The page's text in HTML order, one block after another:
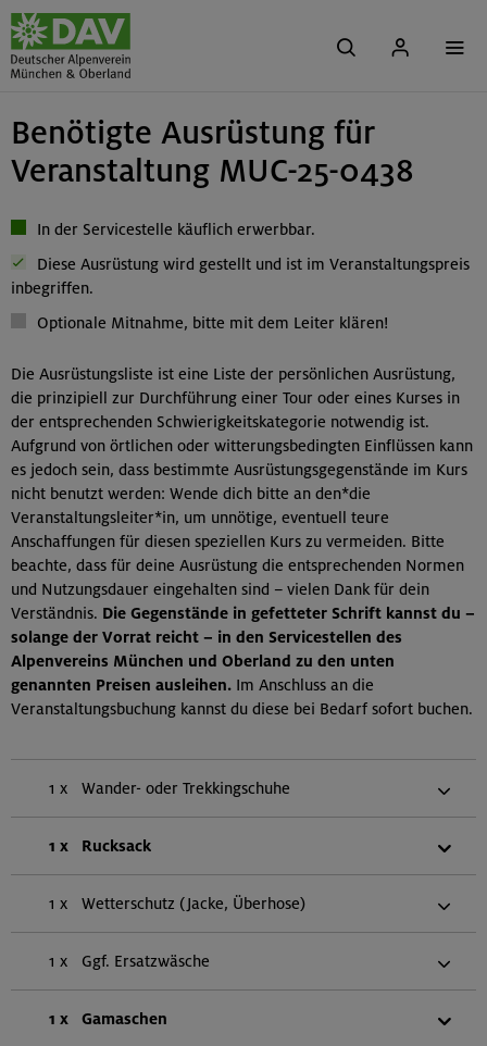
Benötigte Ausrüstung für
Veranstaltung MUC-25-0438
In der Servicestelle käuflich erwerbbar.
Diese Ausrüstung wird gestellt und ist im Veranstaltungspreis
inbegriffen.
Optionale Mitnahme, bitte mit dem Leiter klären!
Die Ausrüstungsliste ist eine Liste der persönlichen Ausrüstung,
die prinzipiell zur Durchführung einer Tour oder eines Kurses in
der entsprechenden Schwierigkeitskategorie notwendig ist.
Aufgrund von örtlichen oder witterungsbedingten Einflüssen kann
es jedoch sein, dass bestimmte Ausrüstungsgegenstände im Kurs
nicht benutzt werden: Wende dich bitte an den*die
Veranstaltungsleiter*in, um unnötige, eventuell teure
Anschaffungen für diesen speziellen Kurs zu vermeiden. Bitte
beachte, dass für deine Ausrüstung die entsprechenden Normen
und Nutzungsdauer eingehalten sind – vielen Dank für dein
Verständnis. Die Gegenstände in gefetteter Schrift kannst du –
solange der Vorrat reicht – in den Servicestellen des
Alpenvereins München und Oberland zu den unten
genannten Preisen ausleihen. Im Anschluss an die
Veranstaltungsbuchung kannst du diese bei Bedarf sofort buchen.
1 x Wander- oder Trekkingschuhe
1 x Rucksack
1 x Wetterschutz (Jacke, Überhose)
1 x Ggf. Ersatzwäsche
1 x Gamaschen